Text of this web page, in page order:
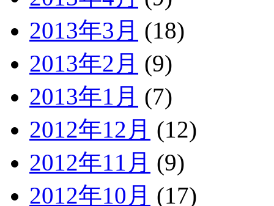
2013年3月 (18)
2013年2月 (9)
2013年1月 (7)
2012年12月 (12)
2012年11月 (9)
2012年10月 (17)